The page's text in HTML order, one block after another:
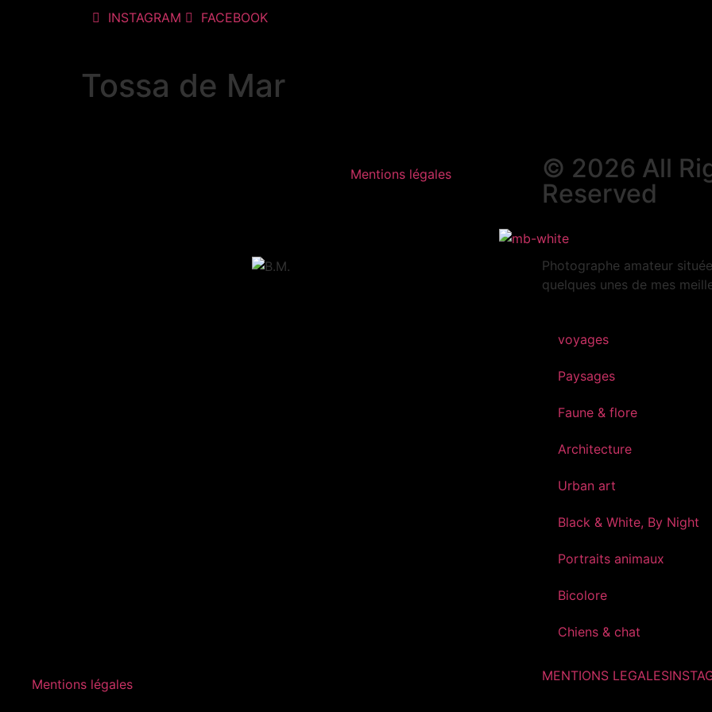
INSTAGRAM FACEBOOK
Tossa de Mar
Mentions légales
© 2026 All
Reserved
Photographe amateur
quelques unes de mes
voyages
Paysages
Faune & flore
Architecture
Urban art
Black & White, By Night
Portraits animaux
Bicolore
Chiens & chat
Mentions légales
MENTIONS LEGALES